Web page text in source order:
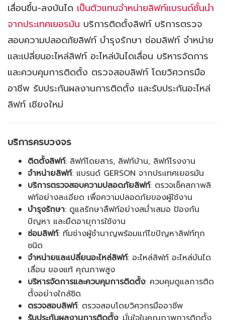
เลื่อนขึ้น-ลงบันได เป็นตัวแทนจำหน่ายลิฟท์แบรนด์ชั้นนำ
จากประเทศเยอรมัน บริการติดตั้งลิฟท์ บริการตรวจ
สอบความปลอดภัยลิฟท์ บำรุงรักษา ซ่อมลิฟท์ จำหน่าย
และเปลี่ยนอะไหล่ลิฟท์ อะไหล่บันไดเลื่อน บริหารจัดการ
และควบคุมการติดตั้ง ตรวจสอบลิฟท์ โดยวิศวกรมือ
อาชีพ รับประกันผลงานการติดตั้ง และรับประกันอะไหล่
ลิฟท์ เชียงใหม่
บริการครบวงจร
ติดตั้งลิฟท์: ลิฟท์โดยสาร, ลิฟท์บ้าน, ลิฟท์โรงงาน
จำหน่ายลิฟท์: แบรนด์ GERSON จากประเทศเยอรมัน
บริการตรวจสอบความปลอดภัยลิฟท์: ตรวจเช็คสภาพลิ
ฟท์อย่างละเอียด เพื่อความปลอดภัยของผู้ใช้งาน
บำรุงรักษา: ดูแลรักษาลืฟท์อย่างสม่ำเสมอ ป้องกัน
ปัญหา และยืดอายุการใช้งาน
ซ่อมลิฟท์: ทีมช่างผู้ชำนาญพร้อมแก้ไขปัญหาลิฟท์ทุก
ชนิด
จำหน่ายและเปลี่ยนอะไหล่ลิฟท์: อะไหล่ลิฟท์ อะไหล่บันได
เลื่อน ของแท้ คุณภาพสูง
บริหารจัดการและควบคุมการติดตั้ง: ควบคุมดูแลการติด
ตั้งอย่างใกล้ชิด
ตรวจสอบลิฟท์: ตรวจสอบโดยวิศวกรมืออาชีพ